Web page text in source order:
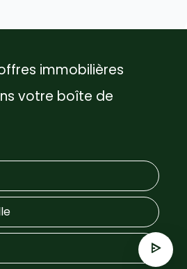
immobilières
votre boîte de